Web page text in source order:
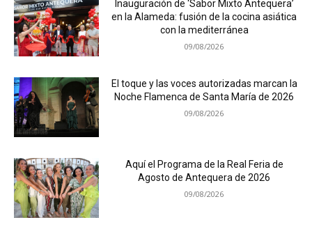
Inauguración de ‘Sabor Mixto Antequera’
en la Alameda: fusión de la cocina asiática
con la mediterránea
09/08/2026
El toque y las voces autorizadas marcan la
Noche Flamenca de Santa María de 2026
09/08/2026
Aquí el Programa de la Real Feria de
Agosto de Antequera de 2026
09/08/2026